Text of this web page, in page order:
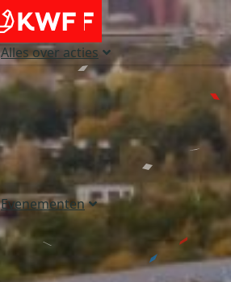
Alles over acties
Evenementen